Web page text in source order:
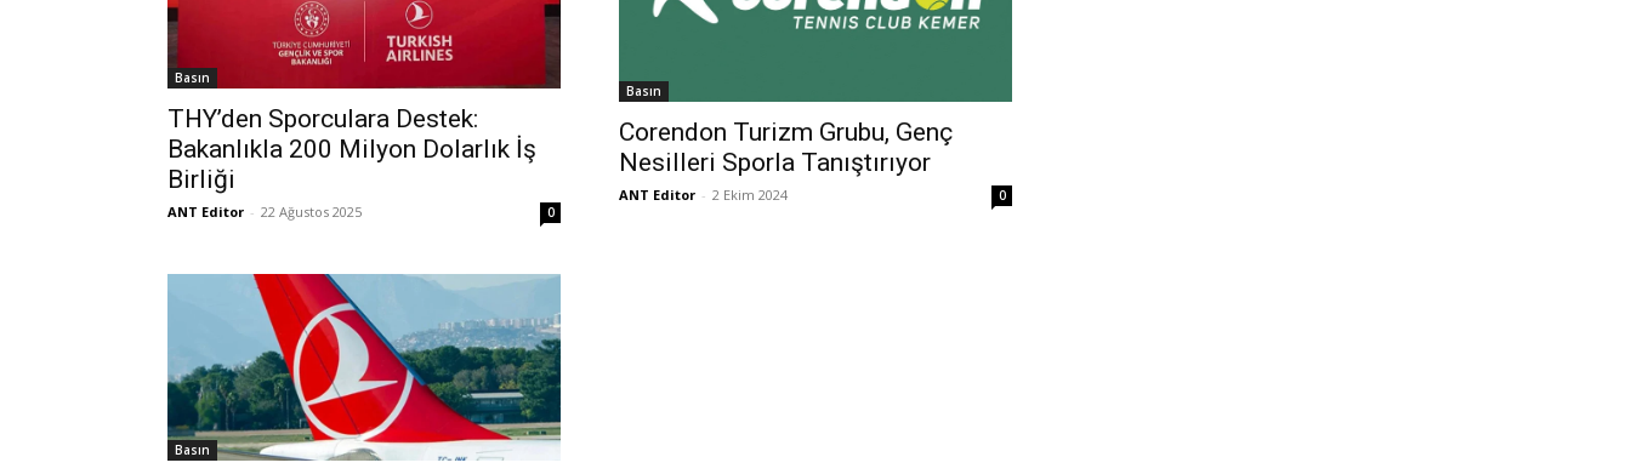
Basın
THY’den Sporculara Destek:
Bakanlıkla 200 Milyon Dolarlık İş
Birliği
ANT Editor - 22 Ağustos 2025 0
Basın
Corendon Turizm Grubu, Genç
Nesilleri Sporla Tanıştırıyor
ANT Editor - 2 Ekim 2024 0
Basın